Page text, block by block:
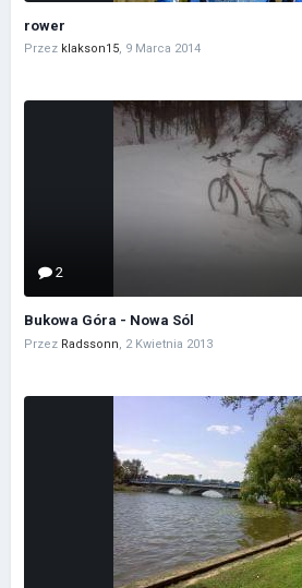
rower
Przez klakson15, 9 Marca 2014
2
Bukowa Góra - Nowa Sól
Przez Radssonn, 2 Kwietnia 2013